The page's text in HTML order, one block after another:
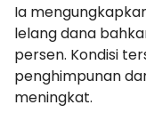
Ia
lelang dana
persen. Kondisi
penghimpunan
meningkat.